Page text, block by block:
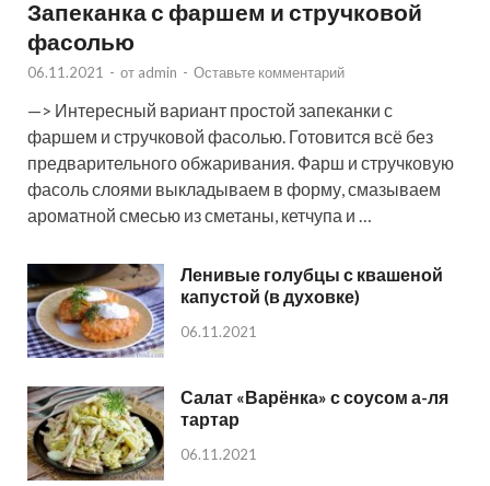
Запеканка с фаршем и стручковой
фасолью
06.11.2021 - от admin - Оставьте комментарий
—> Интересный вариант простой запеканки с
фаршем и стручковой фасолью. Готовится всё без
предварительного обжаривания. Фарш и стручковую
фасоль слоями выкладываем в форму, смазываем
ароматной смесью из сметаны, кетчупа и …
Ленивые голубцы с квашеной
капустой (в духовке)
06.11.2021
Салат «Варёнка» с соусом а-ля
тартар
06.11.2021